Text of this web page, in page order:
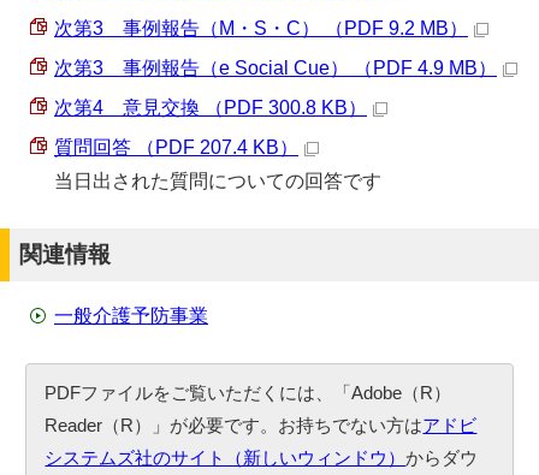
次第3 事例報告（M・S・C） （PDF 9.2 MB）
次第3 事例報告（e Social Cue） （PDF 4.9 MB）
次第4 意見交換 （PDF 300.8 KB）
質問回答 （PDF 207.4 KB）
当日出された質問についての回答です
関連情報
一般介護予防事業
PDFファイルをご覧いただくには、「Adobe（R）
Reader（R）」が必要です。お持ちでない方はアドビ
システムズ社のサイト（新しいウィンドウ）からダウ